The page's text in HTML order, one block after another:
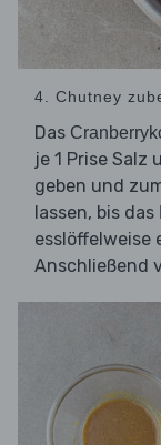
4. Chutney
Das
je 1 Prise Salz
geben und
lassen, bis das
esslöffelweise
Anschließend